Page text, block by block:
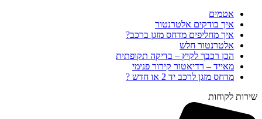
אטמים
איך בודקים אלטרנטור
איך מחליפים מדחס מזגן ברכב?
אלטרנטור חלש
הכן רכבך לקיץ – בדיקה תקופתית
מאייד – רדיאטור קירור פנימי
מדחס מזגן לרכב יד 2 או חדש ?
שירות לקוחות